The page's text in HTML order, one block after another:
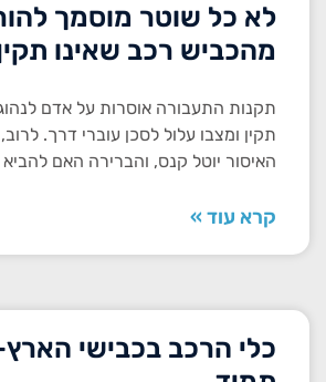
לא כל שוטר מוסמך
מהכביש רכב שאינו
תקנות התעבורה אוסרות על אדם
תקין ומצבו עלול לסכן עוברי דרך.
האיסור יוטל קנס, והברירה האם להביא
קרא עוד »
כלי הרכב בכבישי